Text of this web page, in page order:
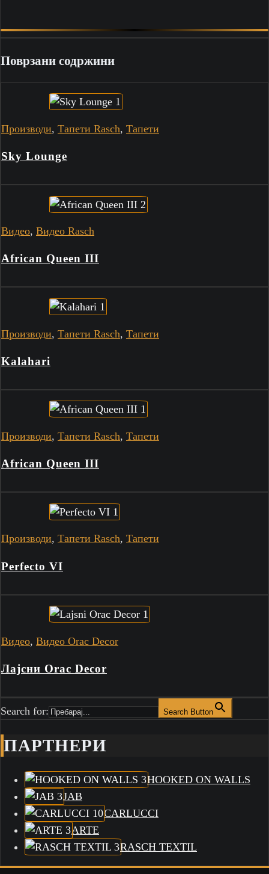
Поврзани содржини
Производи, Тапети Rasch, Тапети
Sky Lounge
Видео, Видео Rasch
African Queen III
Производи, Тапети Rasch, Тапети
Kalahari
Производи, Тапети Rasch, Тапети
African Queen III
Производи, Тапети Rasch, Тапети
Perfecto VI
Видео, Видео Orac Decor
Лајсни Orac Decor
Search for: Search Button
ПАРТНЕРИ
HOOKED ON WALLS
JAB
CARLUCCI
ARTE
RASCH TEXTIL